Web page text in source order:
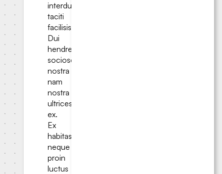
interdum
taciti
facilisis?
Dui
hendrerit
sociosqu
nostra
nam
nostra
ultrices
ex.
Ex
habitasse
neque
proin
luctus